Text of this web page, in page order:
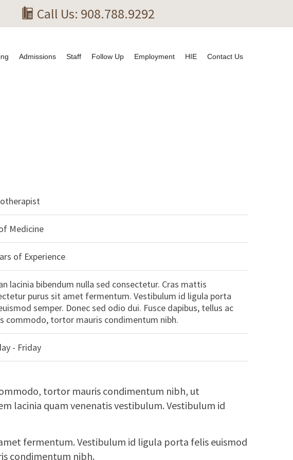
Call Us: 908.788.9292
Admissions Staff Follow Up Employment HIE Contact Us
Medicine
of Experience
lacinia bibendum nulla sed consectetur. Cras mattis
purus sit amet fermentum. Vestibulum id ligula porta
semper. Donec sed odio dui. Fusce dapibus, tellus ac
commodo, tortor mauris condimentum nibh.
- Friday
tortor mauris condimentum nibh, ut
lacinia quam venenatis vestibulum. Vestibulum id
fermentum. Vestibulum id ligula porta felis euismod
condimentum nibh.